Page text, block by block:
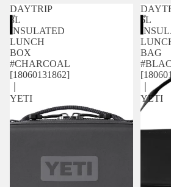
DAYTRIP
3L
INSULATED
LUNCH
BOX
#CHARCOAL
[18060131862]
YETI
6L
BAG
YETI